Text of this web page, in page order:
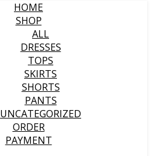
HOME
SHOP
ALL
DRESSES
TOPS
SKIRTS
SHORTS
PANTS
UNCATEGORIZED
ORDER
PAYMENT